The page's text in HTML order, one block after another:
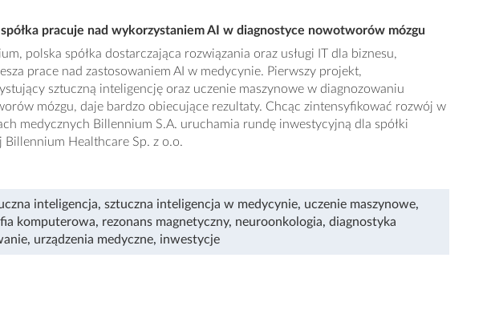
spółka pracuje nad wykorzystaniem AI w diagnostyce nowotworów mózgu
polska spółka dostarczająca rozwiązania oraz usługi IT dla biznesu,
prace nad zastosowaniem AI w medycynie. Pierwszy projekt,
sztuczną inteligencję oraz uczenie maszynowe w diagnozowaniu
mózgu, daje bardzo obiecujące rezultaty. Chcąc zintensyfikować rozwój w
medycznych Billennium S.A. uruchamia rundę inwestycyjną dla spółki
Billennium Healthcare Sp. z o.o.
inteligencja, sztuczna inteligencja w medycynie, uczenie maszynowe,
komputerowa, rezonans magnetyczny, neuroonkologia, diagnostyka
, urządzenia medyczne, inwestycje